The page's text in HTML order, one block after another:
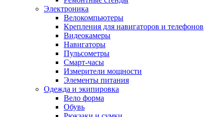
Электроника
Велокомпьютеры
Крепления для навигаторов и телефонов
Видеокамеры
Навигаторы
Пульсометры
Смарт-часы
Измерители мощности
Элементы питания
Одежда и экипировка
Вело форма
Обувь